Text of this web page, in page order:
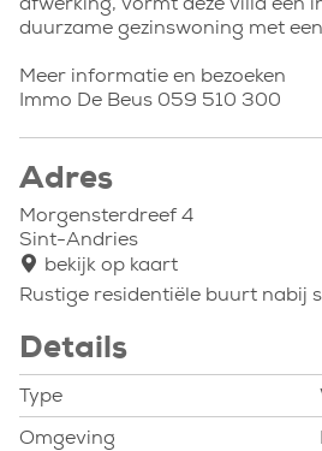
afwerking, vormt deze villa een
duurzame gezinswoning met
Meer informatie en bezoeken
Immo De Beus 059 510 300
Adres
Morgensterdreef 4
Sint-Andries
bekijk op kaart
Rustige residentiële buurt nabij
Details
Type
Omgeving